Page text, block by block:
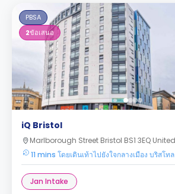
PBSA
2ข้อเสนอ
iQ Bristol
Marlborough Street Bristol BS1 3EQ
11 mins โดยเดินเท้าไปยังใจกลางเมือง บริสโทล
Jan Intake